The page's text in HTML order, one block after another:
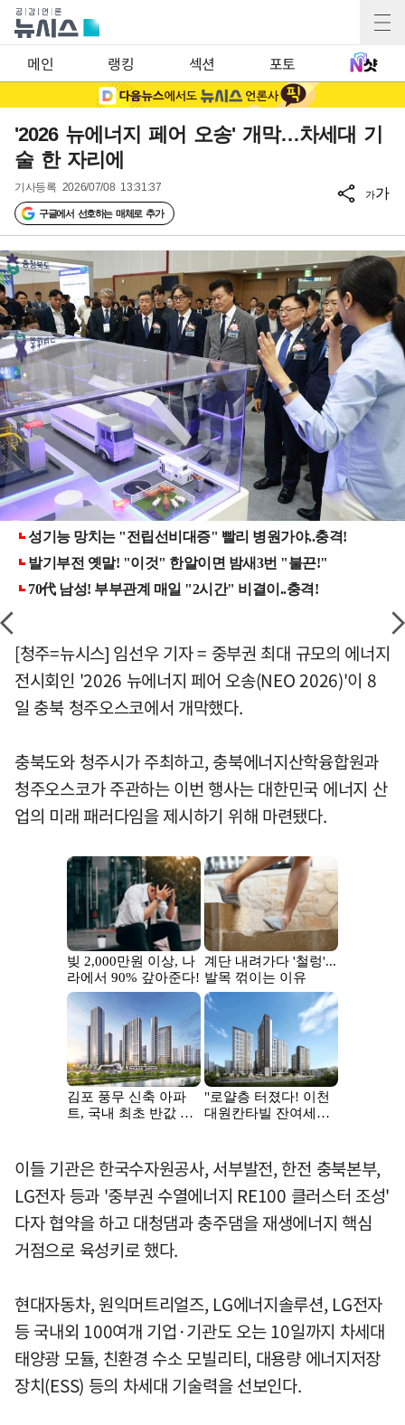
메인 랭킹 섹션 포토
'2026 뉴에너지 페어 오송' 개막…차세대 기
술 한 자리에
기사등록 2026/07/08 13:31:37
구글에서 선호하는 매체로 추가
가가
[청주=뉴시스] 임선우 기자 = 중부권 최대 규모의 에너지
전시회인 '2026 뉴에너지 페어 오송(NEO 2026)'이 8
일 충북 청주오스코에서 개막했다.
충북도와 청주시가 주최하고, 충북에너지산학융합원과
청주오스코가 주관하는 이번 행사는 대한민국 에너지 산
업의 미래 패러다임을 제시하기 위해 마련됐다.
이들 기관은 한국수자원공사, 서부발전, 한전 충북본부,
LG전자 등과 '중부권 수열에너지 RE100 클러스터 조성'
다자 협약을 하고 대청댐과 충주댐을 재생에너지 핵심
거점으로 육성키로 했다.
현대자동차, 원익머트리얼즈, LG에너지솔루션, LG전자
등 국내외 100여개 기업·기관도 오는 10일까지 차세대
태양광 모듈, 친환경 수소 모빌리티, 대용량 에너지저장
장치(ESS) 등의 차세대 기술력을 선보인다.